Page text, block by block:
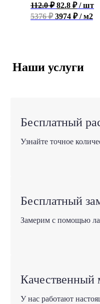
112.0₽ 82.8 ₽ / шт
5376 ₽3974 ₽ / м2
Наши услуги
Бесплатный
Узнайте точное
Бесплатный
Замерим с помощью
Качественный
У нас работают